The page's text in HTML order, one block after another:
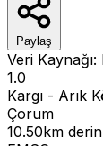
Paylaş
Veri Kaynağı:
1.0
Kargı - Arık
Çorum
10.50km